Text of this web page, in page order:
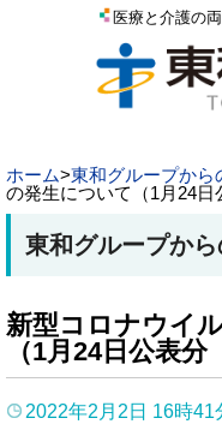
医療と介護の
ホーム>東和グループから
の発生について（1月24日
東和グループか
新型コロナウイ
（1月24日公表
2022年2月2日 16時41